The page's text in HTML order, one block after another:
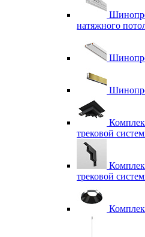
натяжного
трековой
трековой